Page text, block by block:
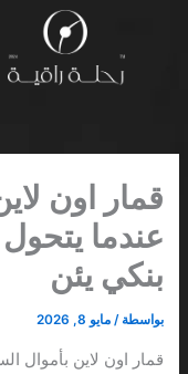
قمار اون
عندما
بنكي يئن
بواسطة /مايو 8, 2026
قمار اون لاين بأموال